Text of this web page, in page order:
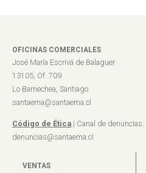
OFICINAS COMERCIALES
José María Escrivá de Balaguer
13105, Of. 709
Lo Barnechea, Santiago
santaema@santaema.cl
Código de Ética | Canal de denuncias:
denuncias@santaema.cl
VENTAS